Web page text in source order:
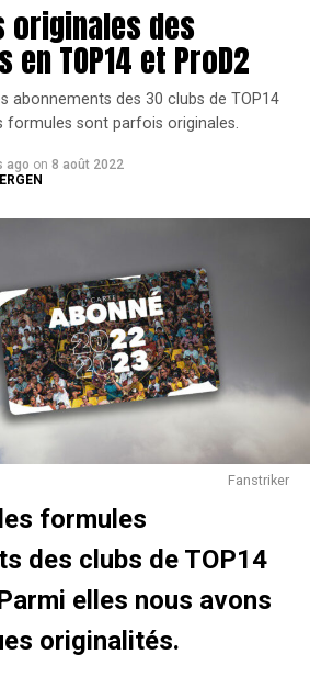
sportif
Grand Prix pour la saison 2018,
auront un circuit de 5,8 km, soit
Ils pourront également
ligne droite du mistral mais aussi
chicanes favorisant les
les tribunes de supporters. De quoi
spectaculaire !
qui lui permet d’être aujourd’hui
innovants en terme de sécurité.
place aux zones de dégagement en
bandes de surfaces abrasives
bandes ont la même fonction que le
: ralentir les monoplaces lors d’une
écrin de la Formule 1 en France (situé entre
originales des
TOP14 et ProD2
abonnements des 30 clubs de TOP14
formules sont parfois originales.
ago on 8 août 2022
Fanstriker
formules
des clubs de TOP14
elles nous avons
originalités.